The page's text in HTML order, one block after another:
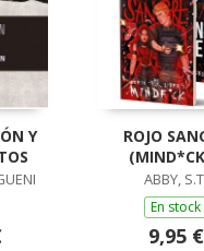
Y
ROJO
ABBY,
En stock
9,95 €